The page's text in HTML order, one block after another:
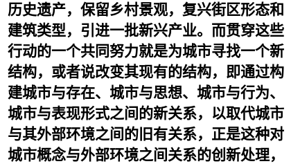
历史遗产，保留乡村景观，复兴街区形态和
建筑类型，引进一批新兴产业。而贯穿这些
行动的一个共同努力就是为城市寻找一个新
结构，或者说改变其现有的结构，即通过构
建城市与存在、城市与思想、城市与行为、
城市与表现形式之间的新关系，以取代城市
与其外部环境之间的旧有关系，正是这种对
城市概念与外部环境之间关系的创新处理，